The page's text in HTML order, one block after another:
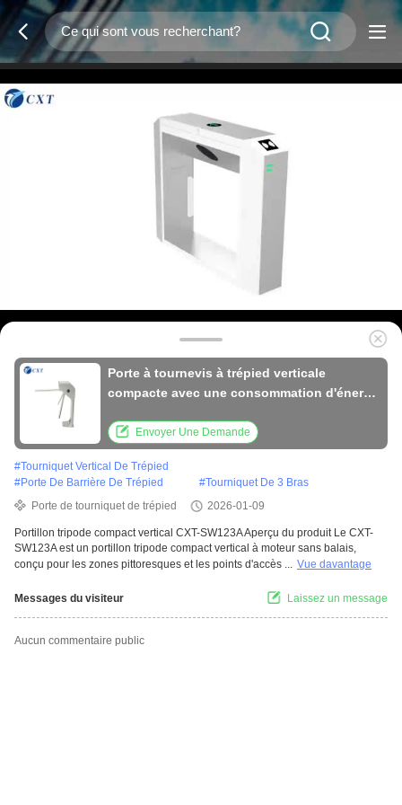
Porte à tournevis à trépied verticale
compacte avec une consommation d'énergie
/ minute pour une utilisation en intérieur
Envoyer Une Demande
#Tourniquet Vertical De Trépied
#Porte De Barrière De Trépied #Tourniquet De 3 Bras
Porte de tourniquet de trépied
2026-01-09
Portillon tripode compact vertical CXT-SW123A Aperçu du produit Le CXT-
SW123A est un portillon tripode compact vertical à moteur sans balais,
conçu pour les zones pittoresques et les points d'accès ... Vue davantage
Messages du visiteur Laissez un message
Aucun commentaire public